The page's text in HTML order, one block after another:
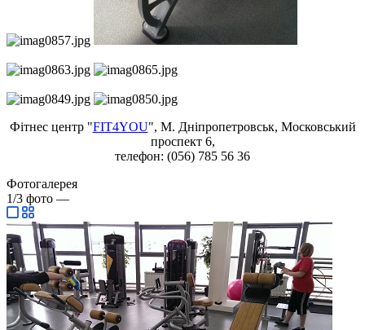
Фітнес центр "FIT4YOU", М. Дніпропетровськ, Московський
проспект 6,
телефон: (056) 785 56 36
Фотогалерея
1/3 фото —